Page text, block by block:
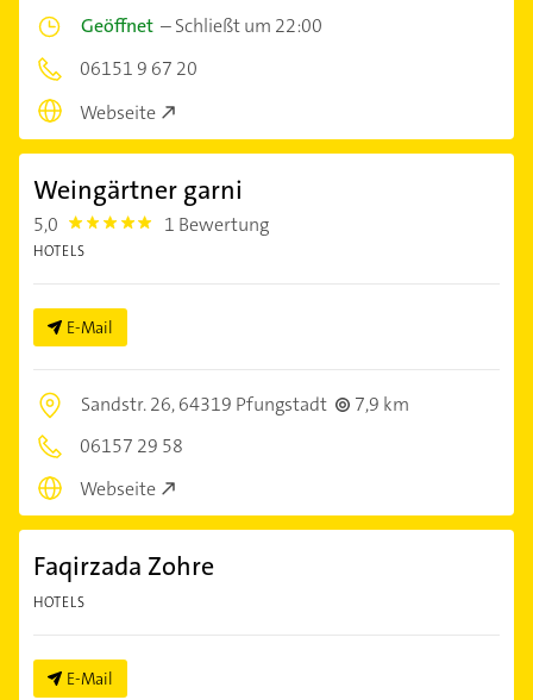
Geöffnet –Schließt um 22:00
06151 9 67 20
Webseite
Weingärtner garni
5,0 5.0 1 Bewertung
HOTELS
E-Mail
Sandstr. 26,64319 Pfungstadt
7,9 km
06157 29 58
Webseite
Faqirzada Zohre
HOTELS
E-Mail